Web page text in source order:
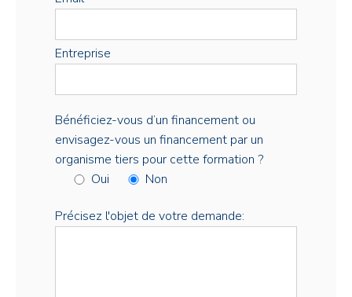
Entreprise
Bénéficiez-vous d’un financement ou
envisagez-vous un financement par un
organisme tiers pour cette formation ?
Oui
Non
Précisez l'objet de votre demande: